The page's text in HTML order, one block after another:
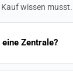
wissen
eine Zentrale?